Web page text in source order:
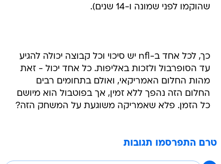
שהוקמו לפני שמונה ו-14 שנים).
כך, לכל אחד ב-nfl יש סיכוי וכל קבוצה יכולה להגיע
עד הסופרבול ולזכות באליפות. כל אחד יכול - זאת
מהות החלום האמריקאי, ואולם בתחומים רבים
החלום הזה נהפך ללא זמין, אך בפוטבול הוא מיושם
כל הזמן. פלא שאמריקה משוגעת על המשחק הזה?
טרם התפרסמו תגובות